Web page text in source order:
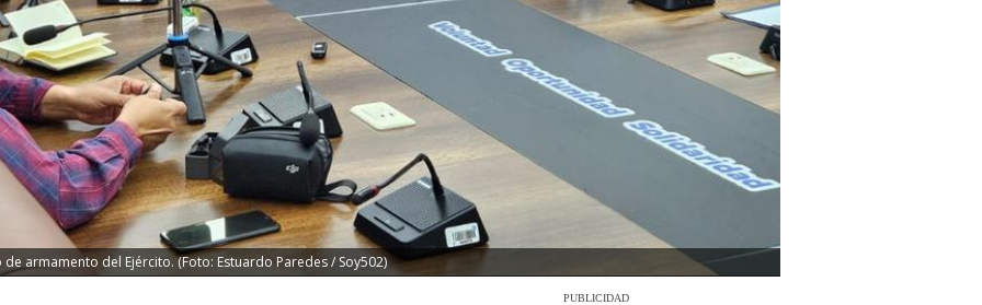
armamento del Ejército. (Foto: Estuardo Paredes / Soy502)
PUBLICIDAD